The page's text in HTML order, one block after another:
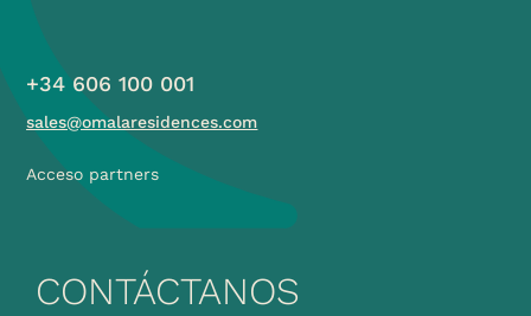
+34 606 100 001
sales@omalaresidences.com
Acceso partners
CONTÁCTANOS